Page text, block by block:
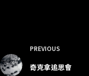
PREVIOUS
奇克拿追思會